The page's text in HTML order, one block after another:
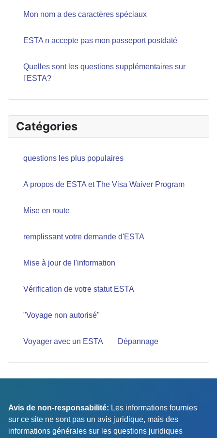
Catégories
questions les plus populaires
A propos de ESTA et The Visa Waiver Program
Mise en route
remplissant votre demande d'ESTA
Mise à jour de l'information
Vérification de votre statut ESTA
"Voyage non autorisé"
Voyager avec un ESTA Dépannage
Mon nom a des caractères spéciaux
ESTA n accepte pas mon passeport postdaté
Quelles sont les questions supplémentaires sur
l'ESTA?
Avis de non-responsabilité: Les informations fournies
sur ce site ne sont pas un avis juridique, mais des
informations générales sur les questions juridiques